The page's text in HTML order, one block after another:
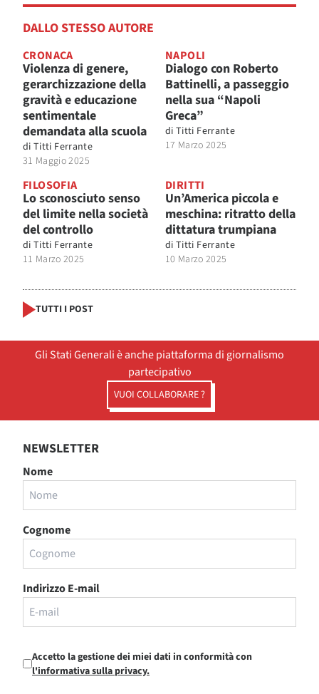
DALLO STESSO AUTORE
CRONACA
Violenza di genere,
gerarchizzazione della
gravità e educazione
sentimentale
demandata alla scuola
di Titti Ferrante
31 Maggio 2025
NAPOLI
Dialogo con Roberto
Battinelli, a passeggio
nella sua “Napoli
Greca”
di Titti Ferrante
17 Marzo 2025
FILOSOFIA
Lo sconosciuto senso
del limite nella società
del controllo
di Titti Ferrante
11 Marzo 2025
DIRITTI
Un’America piccola e
meschina: ritratto della
dittatura trumpiana
di Titti Ferrante
10 Marzo 2025
TUTTI I POST
Gli Stati Generali è anche piattaforma di giornalismo
partecipativo
VUOI COLLABORARE ?
NEWSLETTER
Nome
Cognome
Indirizzo E-mail
Accetto la gestione dei miei dati in conformità con
l'informativa sulla privacy.